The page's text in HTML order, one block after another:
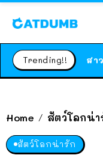
Trending!!
Home / สัตว์โลกน่า
สัตว์โลกน่ารัก